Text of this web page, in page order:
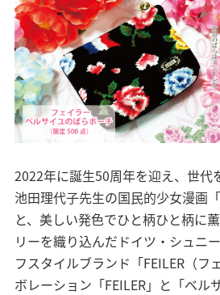
2022年に誕生50周年を迎え、世代
池田理代子先生の国民的少女漫画
と、美しい発色でひと柄ひと柄に
リーを織り込んだドイツ・シュニ
フスタイルブランド「FEILER（フ
ボレーション「FEILER」と「ベル